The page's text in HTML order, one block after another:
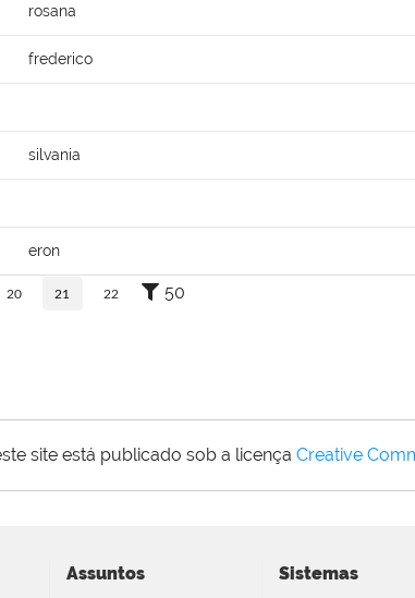
rosana
frederico
silvania
eron
20 21 22 50
site está publicado sob a licença Creative
Assuntos Sistemas